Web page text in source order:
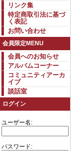
リンク集
特定商取引法に基づ
く表記
お問い合わせ
会員限定MENU
会員へのお知らせ
アルバムコーナー
コミュニティアーカ
イブ
談話室
ログイン
ユーザー名:
パスワード: